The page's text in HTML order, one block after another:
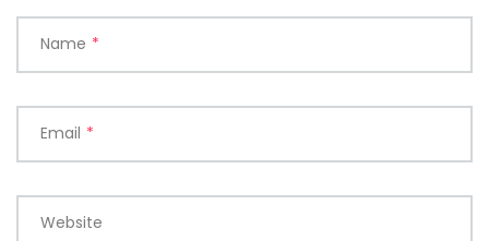
Name *
Email *
Website